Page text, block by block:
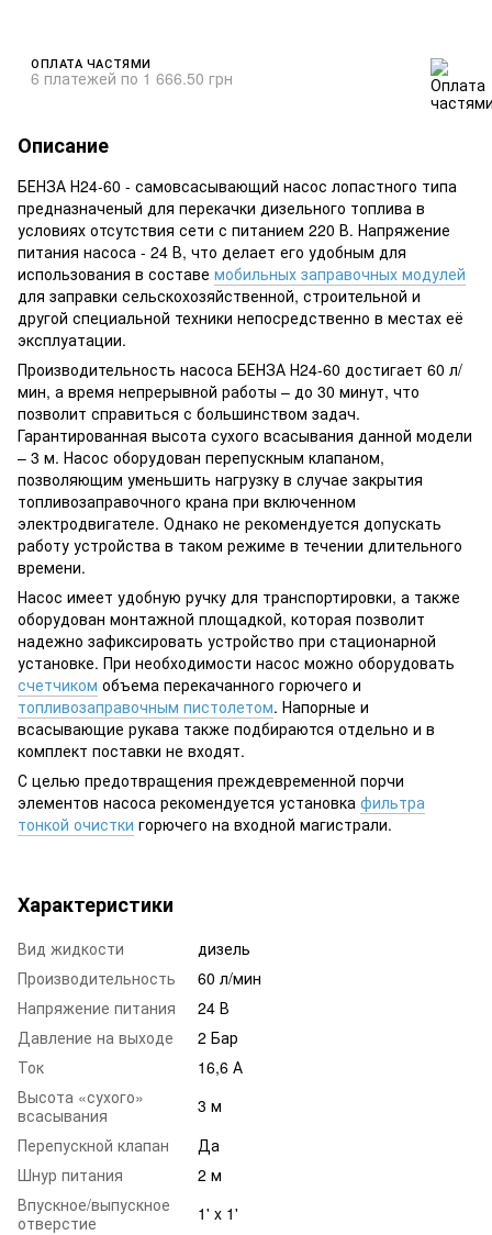
ОПЛАТА ЧАСТЯМИ
6 платежей по 1 666.50 грн
Описание
БЕНЗА Н24-60 - самовсасывающий насос лопастного типа
предназначеный для перекачки дизельного топлива в
условиях отсутствия сети с питанием 220 В. Напряжение
питания насоса - 24 В, что делает его удобным для
использования в составе мобильных заправочных модулей
для заправки сельскохозяйственной, строительной и
другой специальной техники непосредственно в местах её
эксплуатации.
Производительность насоса БЕНЗА Н24-60 достигает 60 л/
мин, а время непрерывной работы – до 30 минут, что
позволит справиться с большинством задач.
Гарантированная высота сухого всасывания данной модели
– 3 м. Насос оборудован перепускным клапаном,
позволяющим уменьшить нагрузку в случае закрытия
топливозаправочного крана при включенном
электродвигателе. Однако не рекомендуется допускать
работу устройства в таком режиме в течении длительного
времени.
Насос имеет удобную ручку для транспортировки, а также
оборудован монтажной площадкой, которая позволит
надежно зафиксировать устройство при стационарной
установке. При необходимости насос можно оборудовать
счетчиком объема перекачанного горючего и
топливозаправочным пистолетом. Напорные и
всасывающие рукава также подбираются отдельно и в
комплект поставки не входят.
С целью предотвращения преждевременной порчи
элементов насоса рекомендуется установка фильтра
тонкой очистки горючего на входной магистрали.
Характеристики
Вид жидкости
дизель
Производительность
60 л/мин
Напряжение питания
24 В
Давление на выходе
2 Бар
Ток
16,6 А
Высота «сухого»
всасывания
3 м
Перепускной клапан
Да
Шнур питания
2 м
Впускное/выпускное
отверстие
1' x 1'